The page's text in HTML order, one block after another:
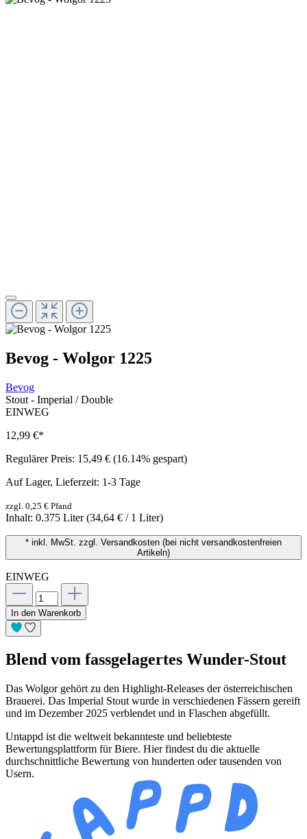
Bevog - Wolgor 1225
Bevog
Stout - Imperial / Double
EINWEG
12,99 €*
Regulärer Preis: 15,49 € (16.14% gespart)
Auf Lager, Lieferzeit: 1-3 Tage
zzgl. 0,25 € Pfand
Inhalt: 0.375 Liter(34,64 € / 1 Liter)
* inkl. MwSt. zzgl. Versandkosten (bei nicht versandkostenfreien
Artikeln)
EINWEG
In den Warenkorb
Blend vom fassgelagertes Wunder-Stout
Das Wolgor gehört zu den Highlight-Releases der österreichischen
Brauerei. Das Imperial Stout wurde in verschiedenen Fässern gereift
und im Dezember 2025 verblendet und in Flaschen abgefüllt.
Untappd ist die weltweit bekannteste und beliebteste
Bewertungsplattform für Biere. Hier findest du die aktuelle
durchschnittliche Bewertung von hunderten oder tausenden von
Usern.